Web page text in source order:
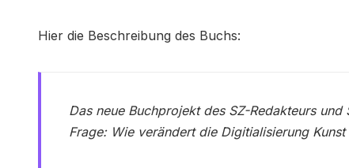
Hier die Beschreibung des Buchs:
Das neue Buchprojekt des SZ-Redakteurs
Frage: Wie verändert die Digitialisierung Kunst